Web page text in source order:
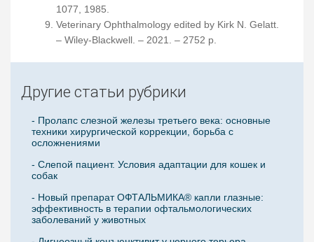
1077, 1985.
Veterinary Ophthalmology edited by Kirk N. Gelatt.
– Wiley-Blackwell. – 2021. – 2752 p.
Другие статьи рубрики
- Пролапс слезной железы третьего века: основные
техники хирургической коррекции, борьба с
осложнениями
- Слепой пациент. Условия адаптации для кошек и
собак
- Новый препарат ОФТАЛЬМИКА® капли глазные:
эффективность в терапии офтальмологических
заболеваний у животных